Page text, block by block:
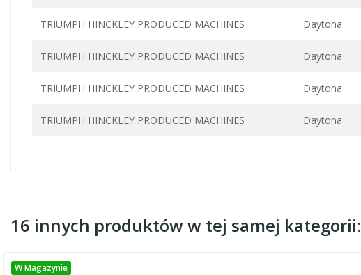
TRIUMPH HINCKLEY PRODUCED MACHINES Daytona
TRIUMPH HINCKLEY PRODUCED MACHINES Daytona
TRIUMPH HINCKLEY PRODUCED MACHINES Daytona
TRIUMPH HINCKLEY PRODUCED MACHINES Daytona
16 innych produktów w tej samej kategorii:
W Magazynie